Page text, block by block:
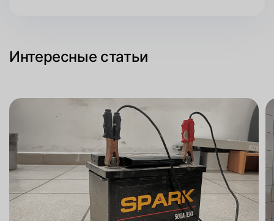
Интересные статьи